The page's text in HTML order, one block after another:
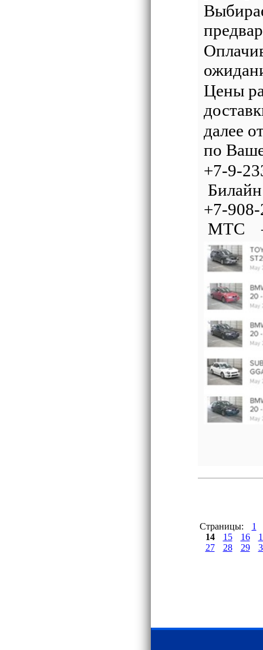
Цены
далее
по
+7-9-
Билaйн
+7-
МТС –
Страницы:
1
14
15 16
27
28 29